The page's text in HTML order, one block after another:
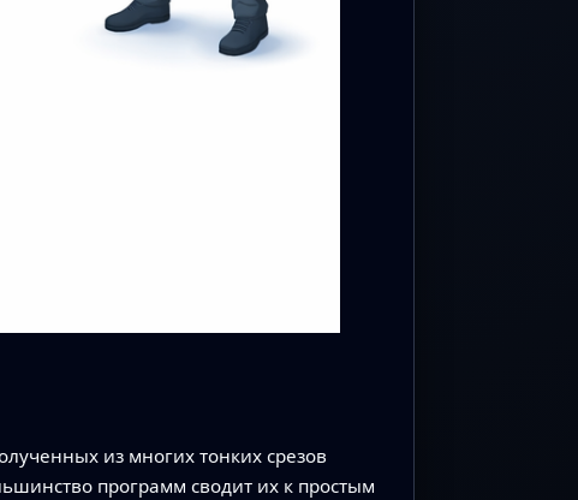
из многих тонких срезов
программ сводит их к простым